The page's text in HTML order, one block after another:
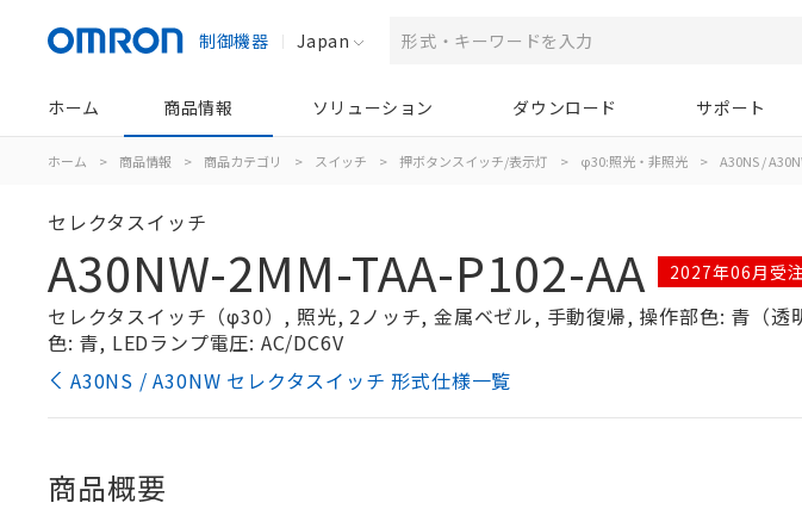
制御機器 Japan
ホーム 商品情報 ソリューション ダウンロード サポート
ホーム > 商品情報 > 商品カテゴリ > スイッチ > 押ボタンスイッチ/表示灯 > φ30:照光・非照光 > A30NS /
セレクタスイッチ
A30NW-2MM-TAA-P102-AA 2027年06月受
セレクタスイッチ（φ30）, 照光, 2ノッチ, 金属ベゼル, 手動復帰, 操作部色: 青（
色: 青, LEDランプ電圧: AC/DC6V
A30NS / A30NW セレクタスイッチ 形式仕様一覧
商品概要